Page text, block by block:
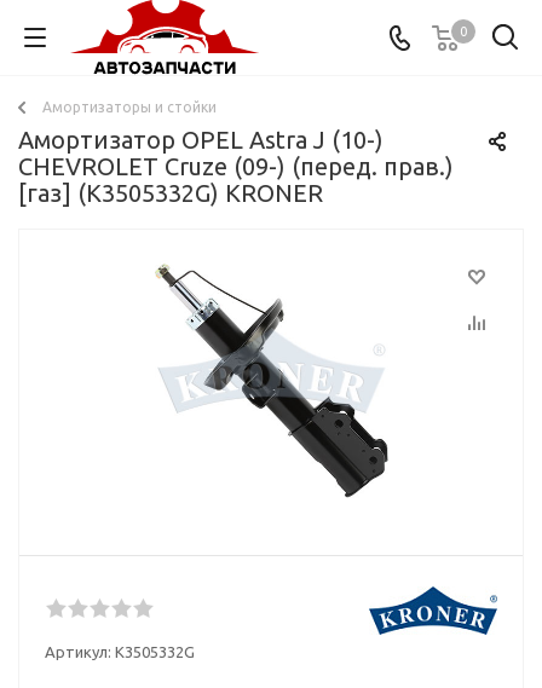
0
Амортизаторы и стойки
Амортизатор OPEL Astra J (10-)
CHEVROLET Cruze (09-) (перед. прав.)
[газ] (K3505332G) KRONER
Артикул: K3505332G